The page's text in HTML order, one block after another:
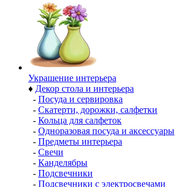
Украшение интерьера
♦ Декор стола и интерьера
- Посуда и сервировка
- Скатерти, дорожки, салфетки
- Кольца для салфеток
- Одноразовая посуда и аксессуары
- Предметы интерьера
- Свечи
- Канделябры
- Подсвечники
- Подсвечники с электросвечами